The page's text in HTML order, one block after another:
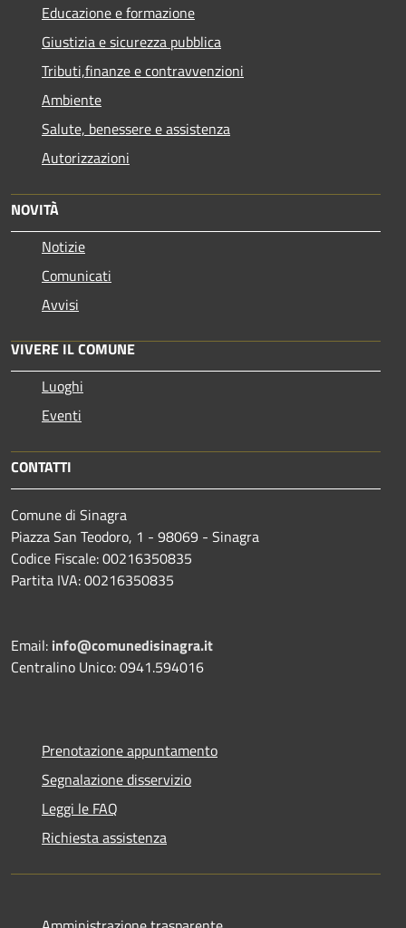
Educazione e formazione
Giustizia e sicurezza pubblica
Tributi,finanze e contravvenzioni
Ambiente
Salute, benessere e assistenza
Autorizzazioni
NOVITÀ
Notizie
Comunicati
Avvisi
VIVERE IL COMUNE
Luoghi
Eventi
CONTATTI
Comune di Sinagra
Piazza San Teodoro, 1 - 98069 - Sinagra
Codice Fiscale: 00216350835
Partita IVA: 00216350835
Email: info@comunedisinagra.it
Centralino Unico: 0941.594016
Prenotazione appuntamento
Segnalazione disservizio
Leggi le FAQ
Richiesta assistenza